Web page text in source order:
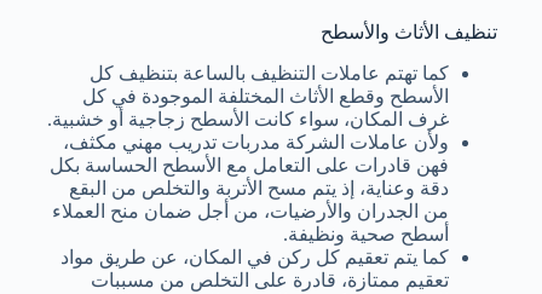
تنظيف الأثاث والأسطح
كما تهتم عاملات التنظيف بالساعة بتنظيف كل
الأسطح وقطع الأثاث المختلفة الموجودة في كل
غرف المكان، سواء كانت الأسطح زجاجية أو خشبية.
ولأن عاملات الشركة مدربات تدريب مهني مكثف،
فهن قادرات على التعامل مع الأسطح الحساسة بكل
دقة وعناية، إذ يتم مسح الأتربة والتخلص من البقع
من الجدران والأرضيات، من أجل ضمان منح العملاء
أسطح صحية ونظيفة.
كما يتم تعقيم كل ركن في المكان، عن طريق مواد
تعقيم ممتازة، قادرة على التخلص من مسببات